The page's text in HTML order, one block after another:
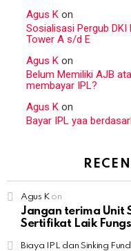
Agus K on
Sosialisasi Pergub DKI
Tower A s/d E
Agus K on
Belum Memiliki AJB
membayar IPL?
Agus K on
Bayar IPL yaa
Agus Kon
Jangan terima Unit
Sertifikat Laik
Biaya IPL dan Sinking